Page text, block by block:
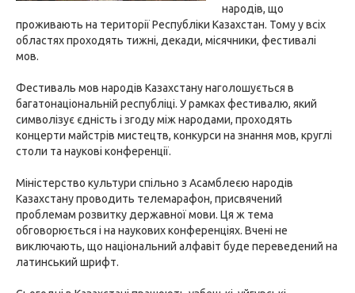
народів, що
проживають на території Республіки Казахстан. Тому у всіх
областях проходять тижні, декади, місячники, фестивалі
мов.
Фестиваль мов народів Казахстану наголошується в
багатонаціональній республіці. У рамках фестивалю, який
символізує єдність і згоду між народами, проходять
концерти майстрів мистецтв, конкурси на знання мов, круглі
столи та наукові конференції.
Міністерство культури спільно з Асамблеєю народів
Казахстану проводить телемарафон, присвячений
проблемам розвитку державної мови. Ця ж тема
обговорюється і на наукових конференціях. Вчені не
виключають, що національний алфавіт буде переведений на
латинський шрифт.